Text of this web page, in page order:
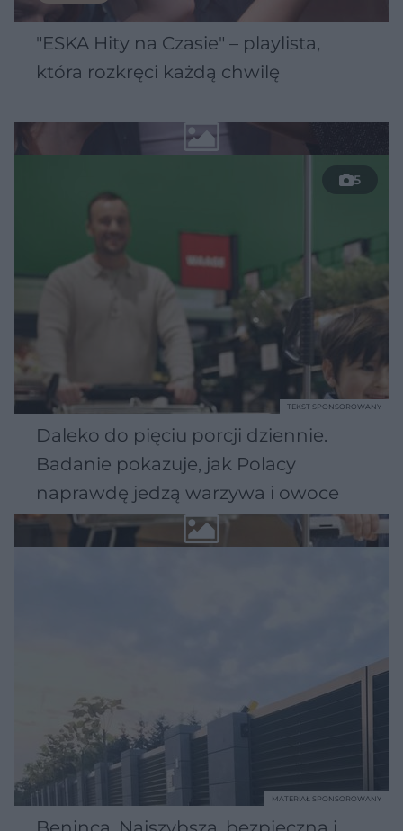
"ESKA Hity na Czasie" – playlista,
która rozkręci każdą chwilę
5
Daleko do pięciu porcji dziennie.
Badanie pokazuje, jak Polacy
naprawdę jedzą warzywa i owoce
TEKST SPONSOROWANY
MATERIAŁ SPONSOROWANY